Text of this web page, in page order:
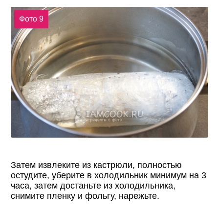
Фото 9
Затем извлеките из кастрюли, полностью
остудите, уберите в холодильник минимум на 3
часа, затем достаньте из холодильника,
снимите пленку и фольгу, нарежьте.